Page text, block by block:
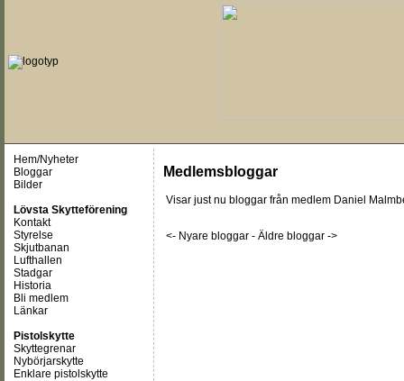
Hem/Nyheter
Bloggar
Bilder
Lövsta Skytteförening
Kontakt
Styrelse
Skjutbanan
Lufthallen
Stadgar
Historia
Bli medlem
Länkar
Pistolskytte
Skyttegrenar
Nybörjarskytte
Enklare pistolskytte
Medlemsbloggar
Visar just nu bloggar från medlem Daniel
<- Nyare bloggar - Äldre bloggar ->